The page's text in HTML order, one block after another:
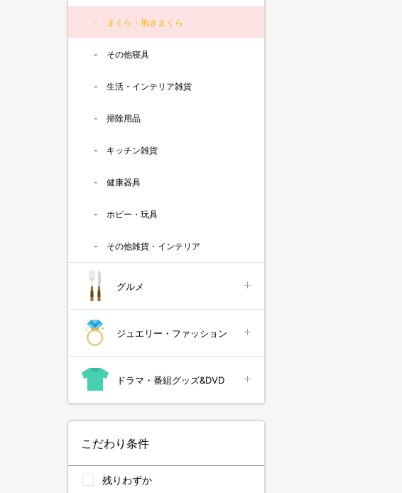
まくら・抱きまくら
その他寝具
生活・インテリア雑貨
掃除用品
キッチン雑貨
健康器具
ホビー・玩具
その他雑貨・インテリア
グルメ
ジュエリー・ファッション
ドラマ・番組グッズ&DVD
こだわり条件
残りわずか